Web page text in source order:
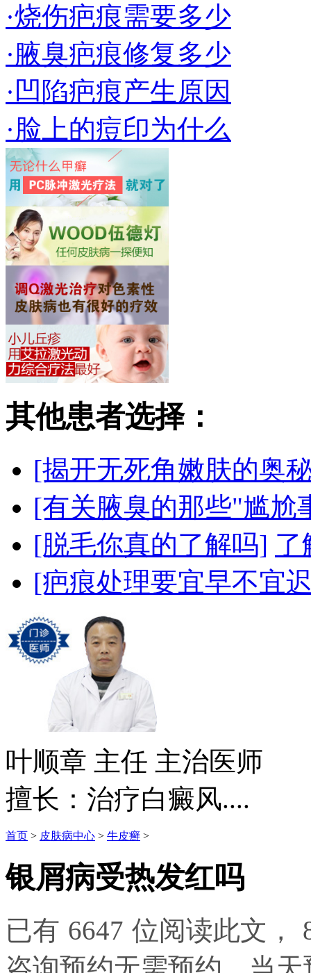
·烧伤疤痕需要多少
·腋臭疤痕修复多少
·凹陷疤痕产生原因
·脸上的痘印为什么
其他患者选择：
[揭开无死角嫩肤的奥
[有关腋臭的那些"尴尬
[脱毛你真的了解吗] 了
[疤痕处理要宜早不宜
叶顺章 主任 主治医师
擅长：治疗白癜风....
首页 > 皮肤病中心 > 牛皮癣 >
银屑病受热发红吗
已有 6647 位阅读此文，